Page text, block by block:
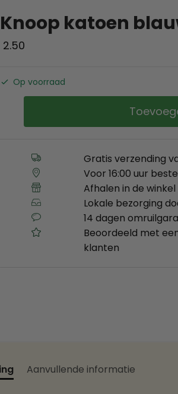
Knoop katoen
2.50
Op voorraad
Gratis verzending
Voor 16:00 uur
Afhalen in de winkel
Lokale bezorging
14 dagen
Beoordeeld met
klanten
Aanvullende informatie